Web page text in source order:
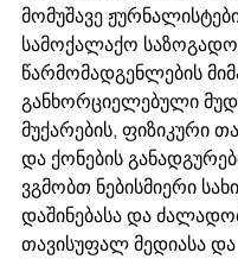
მომუშავე
სამოქალაქო
წარმომადგენლების
განხორციელებული
მუქარების, ფიზიკური
და ქონების
ვგმობთ ნებისმიერი
დაშინებასა და
თავისუფალ მედიასა და